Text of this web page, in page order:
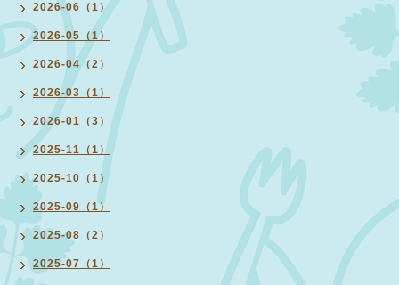
2026-06（1）
2026-05（1）
2026-04（2）
2026-03（1）
2026-01（3）
2025-11（1）
2025-10（1）
2025-09（1）
2025-08（2）
2025-07（1）